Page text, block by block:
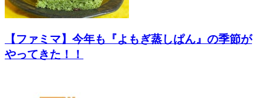
【ファミマ】今年も『よもぎ蒸しぱん』の季節が
やってきた！！